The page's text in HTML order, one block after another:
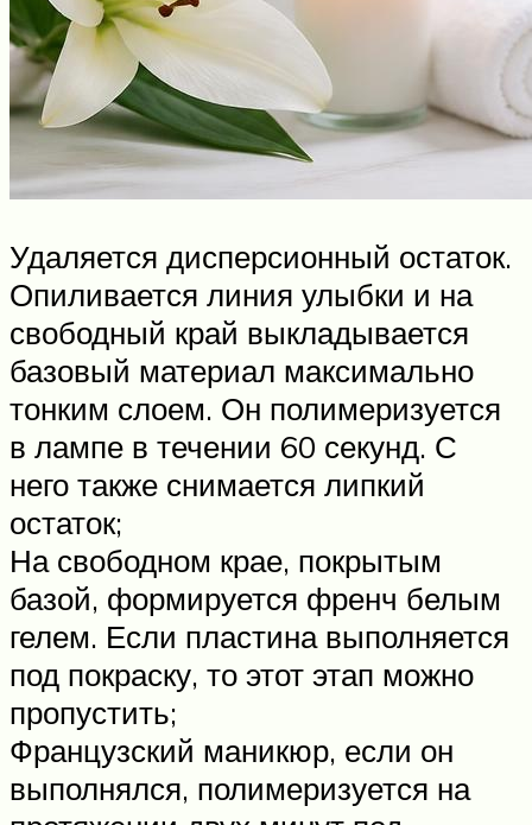
Удаляется дисперсионный остаток.
Опиливается линия улыбки и на
свободный край выкладывается
базовый материал максимально
тонким слоем. Он полимеризуется
в лампе в течении 60 секунд. С
него также снимается липкий
остаток;
На свободном крае, покрытым
базой, формируется френч белым
гелем. Если пластина выполняется
под покраску, то этот этап можно
пропустить;
Французский маникюр, если он
выполнялся, полимеризуется на